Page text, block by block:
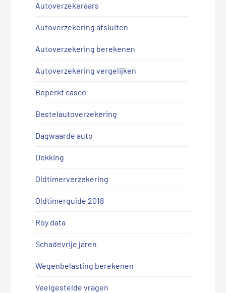
Autoverzekeraars
Autoverzekering afsluiten
Autoverzekering berekenen
Autoverzekering vergelijken
Beperkt casco
Bestelautoverzekering
Dagwaarde auto
Dekking
Oldtimerverzekering
Oldtimerguide 2018
Roy data
Schadevrije jaren
Wegenbelasting berekenen
Veelgestelde vragen